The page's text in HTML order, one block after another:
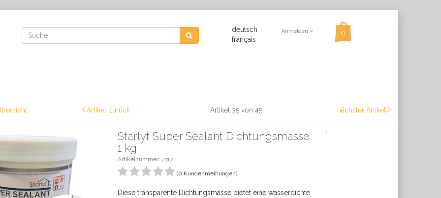
deutsch
français
Anmelden
Artikel zurück Artikel 35 von 45 nächster Artikel
Starlyf Super Sealant Dichtungsmasse,
1 kg
Artikelnummer: 7317
(0 Kundenmeinungen)
Diese transparente Dichtungsmasse bietet eine wasserdichte